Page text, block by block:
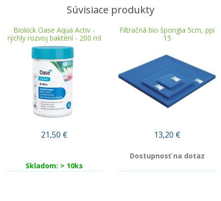
Súvisiace produkty
Biokick Oase Aqua Activ -
rýchly rozvoj baktérií - 200 ml
21,50 €
Skladom: > 10ks
Filtračná bio špongia 5cm, ppi
15
13,20 €
Dostupnosť na dotaz